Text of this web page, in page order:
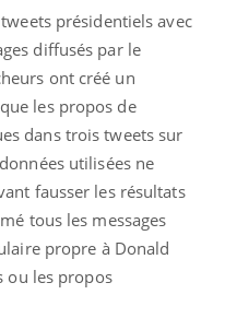
présidentiels avec
diffusés par le
ont créé un
les propos de
dans trois tweets sur
utilisées ne
fausser les résultats
tous les messages
propre à Donald
ou les propos